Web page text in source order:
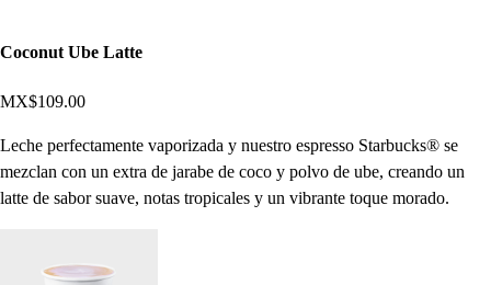
Coconut Ube Latte
MX$109.00
Leche perfectamente vaporizada y nuestro espresso Starbucks® se
mezclan con un extra de jarabe de coco y polvo de ube, creando un
latte de sabor suave, notas tropicales y un vibrante toque morado.